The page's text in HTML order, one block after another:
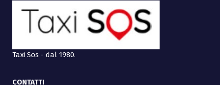
Taxi Sos - dal 1980.
CONTATTI